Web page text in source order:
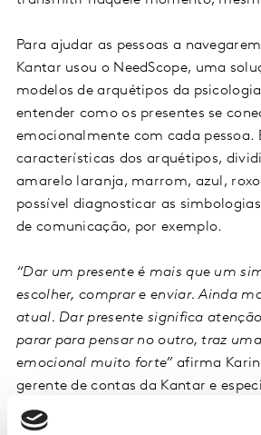
Para ajudar as pessoas a
Kantar usou o NeedScope, uma
modelos de arquétipos da
entender como os presentes se
emocionalmente com cada pessoa.
características dos arquétipos,
amarelo laranja, marrom, azul,
possível diagnosticar as
de comunicação, por exemplo.
“Dar um presente é mais que um
escolher, comprar e enviar. Ainda
atual. Dar presente significa
parar para pensar no outro, traz
emocional muito forte” afirma
gerente de contas da Kantar e
NeedScope.
“Não podemos
presentes, mesmo sendo uma